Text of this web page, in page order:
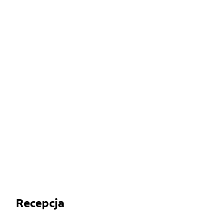
Recepcja